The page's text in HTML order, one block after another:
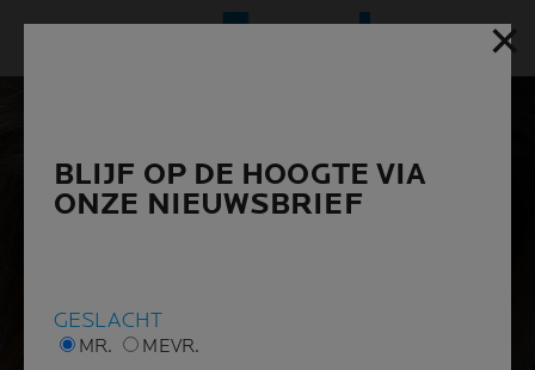
✕
BLIJF OP DE HOOGTE VIA
ONZE NIEUWSBRIEF
GESLACHT
MR. MEVR.
✕
BLIJF OP DE HOOGTE VIA
ONZE NIEUWSBRIEF
GESLACHT
MR. MEVR.